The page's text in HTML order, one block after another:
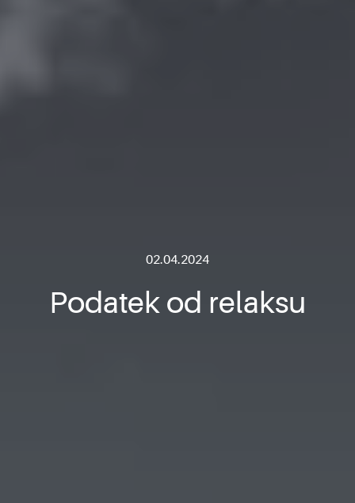
02.04.2024
Podatek od relaksu